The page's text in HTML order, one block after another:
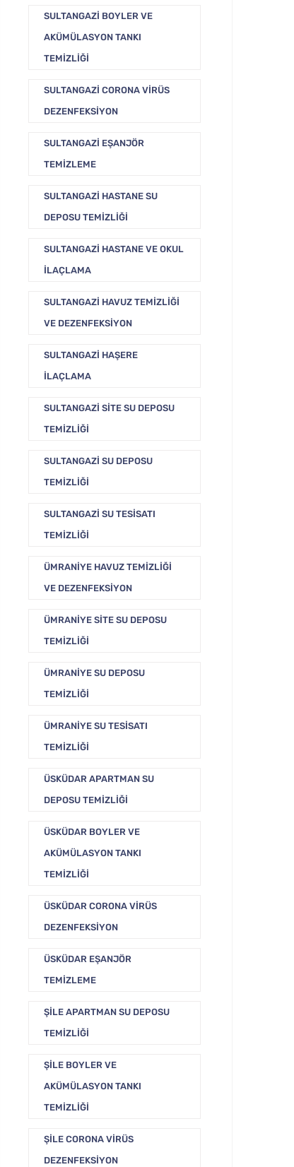
SULTANGAZI BOYLER VE
AKÜMÜLASYON TANKI
TEMIZLIĞI
SULTANGAZI CORONA VIRÜS
DEZENFEKSIYON
SULTANGAZI EŞANJÖR
TEMIZLEME
SULTANGAZI HASTANE SU
DEPOSU TEMIZLIĞI
SULTANGAZI HASTANE VE OKUL
İLAÇLAMA
SULTANGAZI HAVUZ TEMIZLIĞI
VE DEZENFEKSIYON
SULTANGAZI HAŞERE
İLAÇLAMA
SULTANGAZI SITE SU DEPOSU
TEMIZLIĞI
SULTANGAZI SU DEPOSU
TEMIZLIĞI
SULTANGAZI SU TESISATI
TEMIZLIĞI
ÜMRANIYE HAVUZ TEMIZLIĞI
VE DEZENFEKSIYON
ÜMRANIYE SITE SU DEPOSU
TEMIZLIĞI
ÜMRANIYE SU DEPOSU
TEMIZLIĞI
ÜMRANIYE SU TESISATI
TEMIZLIĞI
ÜSKÜDAR APARTMAN SU
DEPOSU TEMIZLIĞI
ÜSKÜDAR BOYLER VE
AKÜMÜLASYON TANKI
TEMIZLIĞI
ÜSKÜDAR CORONA VIRÜS
DEZENFEKSIYON
ÜSKÜDAR EŞANJÖR
TEMIZLEME
ŞILE APARTMAN SU DEPOSU
TEMIZLIĞI
ŞILE BOYLER VE
AKÜMÜLASYON TANKI
TEMIZLIĞI
ŞILE CORONA VIRÜS
DEZENFEKSIYON